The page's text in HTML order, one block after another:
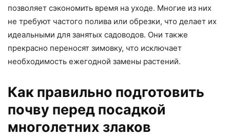
позволяет сэкономить время на уходе. Многие из них
не требуют частого полива или обрезки, что делает их
идеальными для занятых садоводов. Они также
прекрасно переносят зимовку, что исключает
необходимость ежегодной замены растений.
Как правильно подготовить
почву перед посадкой
многолетних злаков